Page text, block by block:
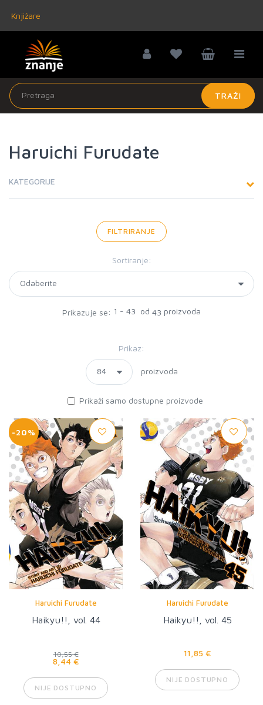
Knjižare
TRAŽI
Haruichi Furudate
KATEGORIJE
FILTRIRANJE
Sortiranje:
Prikazuje se: 1 - 43 od 43 proizvoda
Prikaz:
proizvoda
Prikaži samo dostupne proizvode
-20%
Haruichi Furudate
Haikyu!!, vol. 44
10,55 €
8,44 €
NIJE DOSTUPNO
Haruichi Furudate
Haikyu!!, vol. 45
11,85 €
NIJE DOSTUPNO